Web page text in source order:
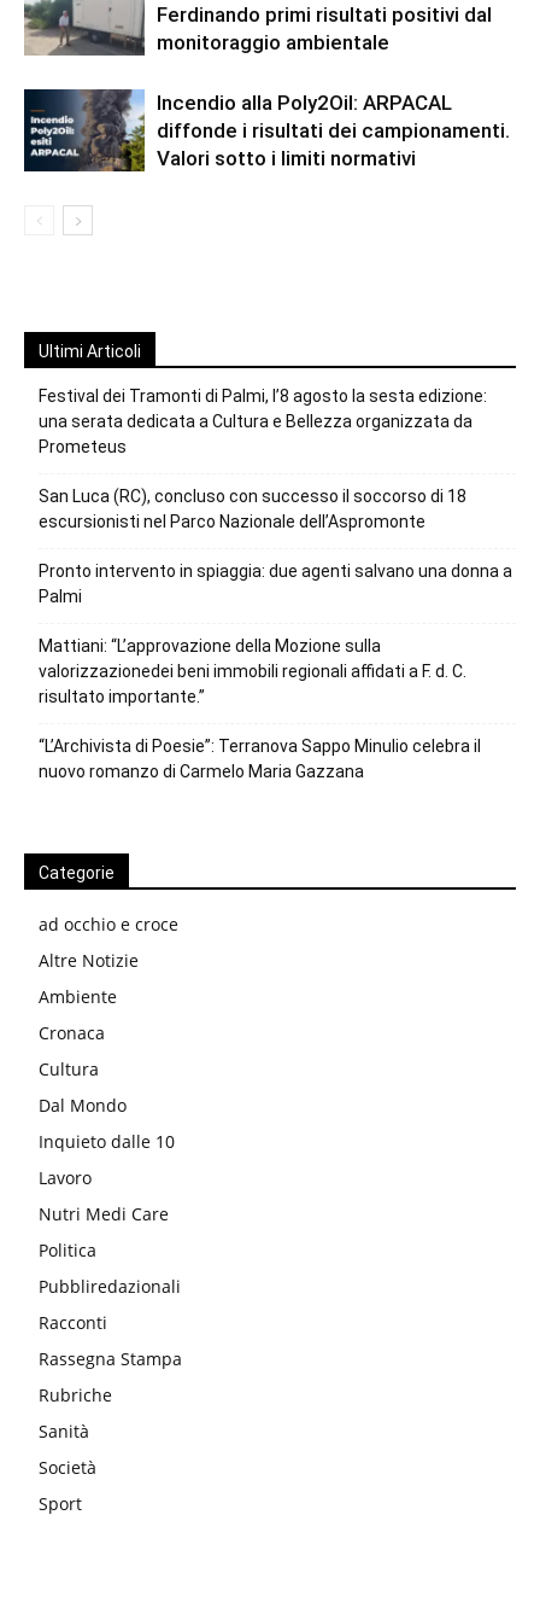
Ferdinando primi risultati positivi dal
monitoraggio ambientale
Incendio alla Poly2Oil: ARPACAL
diffonde i risultati dei campionamenti.
Valori sotto i limiti normativi
Ultimi Articoli
Festival dei Tramonti di Palmi, l’8 agosto la sesta edizione:
una serata dedicata a Cultura e Bellezza organizzata da
Prometeus
San Luca (RC), concluso con successo il soccorso di 18
escursionisti nel Parco Nazionale dell’Aspromonte
Pronto intervento in spiaggia: due agenti salvano una donna a
Palmi
Mattiani: “L’approvazione della Mozione sulla
valorizzazionedei beni immobili regionali affidati a F. d. C.
risultato importante.”
“L’Archivista di Poesie”: Terranova Sappo Minulio celebra il
nuovo romanzo di Carmelo Maria Gazzana
Categorie
ad occhio e croce
Altre Notizie
Ambiente
Cronaca
Cultura
Dal Mondo
Inquieto dalle 10
Lavoro
Nutri Medi Care
Politica
Pubbliredazionali
Racconti
Rassegna Stampa
Rubriche
Sanità
Società
Sport